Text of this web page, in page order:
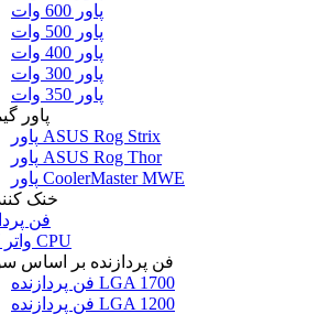
پاور 600 وات
پاور 500 وات
پاور 400 وات
پاور 300 وات
پاور 350 وات
پاور
پاور ASUS Rog Strix
پاور ASUS Rog Thor
پاور CoolerMaster MWE
خنک
فن
واتر کولر CPU
فن پردازنده بر اساس
فن پردازنده LGA 1700
فن پردازنده LGA 1200